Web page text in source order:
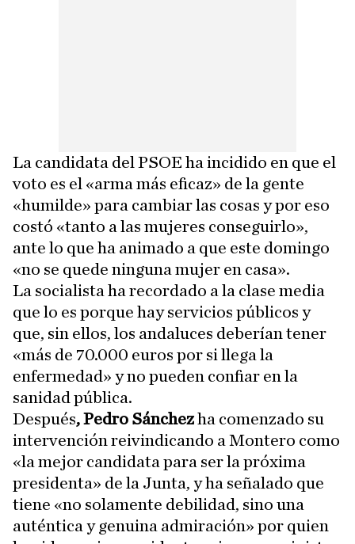
La candidata del PSOE ha incidido en que el
voto es el «arma más eficaz» de la gente
«humilde» para cambiar las cosas y por eso
costó «tanto a las mujeres conseguirlo»,
ante lo que ha animado a que este domingo
«no se quede ninguna mujer en casa».
La socialista ha recordado a la clase media
que lo es porque hay servicios públicos y
que, sin ellos, los andaluces deberían tener
«más de 70.000 euros por si llega la
enfermedad» y no pueden confiar en la
sanidad pública.
Después, Pedro Sánchezha comenzado su
intervención reivindicando a Montero como
«la mejor candidata para ser la próxima
presidenta» de la Junta, y ha señalado que
tiene «no solamente debilidad, sino una
auténtica y genuina admiración» por quien